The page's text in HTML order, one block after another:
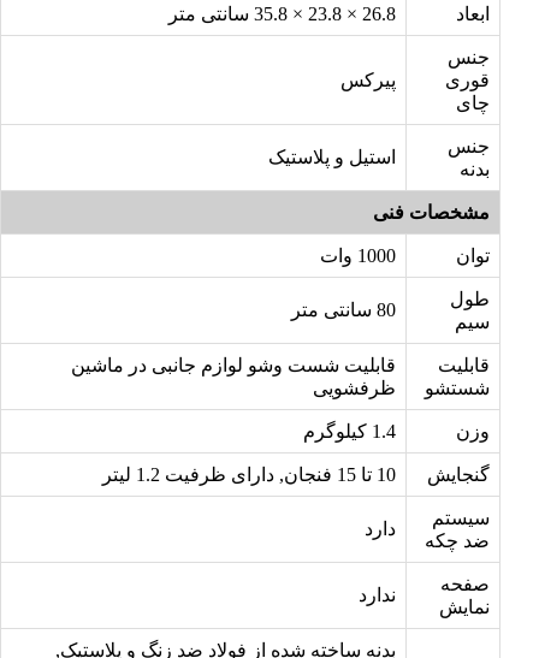
ابعاد 26.8 × 23.8 × 35.8 سانتی متر
جنس
قوری
چای
پیرکس
جنس
بدنه
استیل و پلاستیک
مشخصات فنی
توان 1000 وات
طول
سیم
قابلیت
شستشو
قابلیت شست وشو لوازم جانبی در ماشین
ظرفشویی
وزن 1.4 کیلوگرم
گنجایش
سیستم
ضد چکه
دارد
صفحه
نمایش
ندارد
بدنه ساخته شده از فولاد ضد زنگ و پلاستیک,